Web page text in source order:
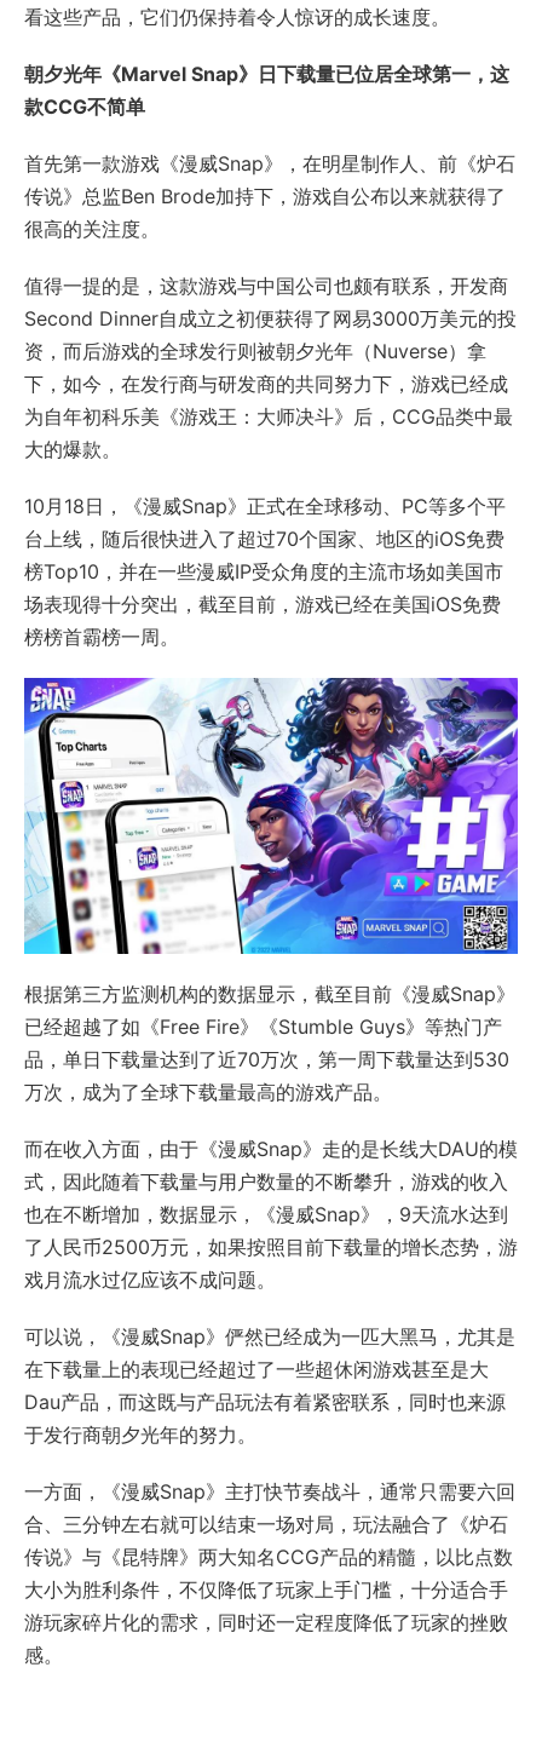
看这些产品，它们仍保持着令人惊讶的成长速度。
朝夕光年《Marvel Snap》日下载量已位居全球第一，这
款CCG不简单
首先第一款游戏《漫威Snap》，在明星制作人、前《炉石
传说》总监Ben Brode加持下，游戏自公布以来就获得了
很高的关注度。
值得一提的是，这款游戏与中国公司也颇有联系，开发商
Second Dinner自成立之初便获得了网易3000万美元的投
资，而后游戏的全球发行则被朝夕光年（Nuverse）拿
下，如今，在发行商与研发商的共同努力下，游戏已经成
为自年初科乐美《游戏王：大师决斗》后，CCG品类中最
大的爆款。
10月18日，《漫威Snap》正式在全球移动、PC等多个平
台上线，随后很快进入了超过70个国家、地区的iOS免费
榜Top10，并在一些漫威IP受众角度的主流市场如美国市
场表现得十分突出，截至目前，游戏已经在美国iOS免费
榜榜首霸榜一周。
根据第三方监测机构的数据显示，截至目前《漫威Snap》
已经超越了如《Free Fire》《Stumble Guys》等热门产
品，单日下载量达到了近70万次，第一周下载量达到530
万次，成为了全球下载量最高的游戏产品。
而在收入方面，由于《漫威Snap》走的是长线大DAU的模
式，因此随着下载量与用户数量的不断攀升，游戏的收入
也在不断增加，数据显示，《漫威Snap》，9天流水达到
了人民币2500万元，如果按照目前下载量的增长态势，游
戏月流水过亿应该不成问题。
可以说，《漫威Snap》俨然已经成为一匹大黑马，尤其是
在下载量上的表现已经超过了一些超休闲游戏甚至是大
Dau产品，而这既与产品玩法有着紧密联系，同时也来源
于发行商朝夕光年的努力。
一方面，《漫威Snap》主打快节奏战斗，通常只需要六回
合、三分钟左右就可以结束一场对局，玩法融合了《炉石
传说》与《昆特牌》两大知名CCG产品的精髓，以比点数
大小为胜利条件，不仅降低了玩家上手门槛，十分适合手
游玩家碎片化的需求，同时还一定程度降低了玩家的挫败
感。